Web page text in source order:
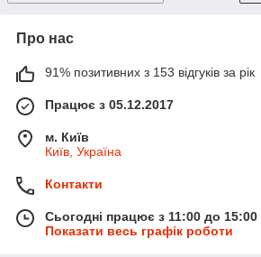
Про нас
91% позитивних з 153 відгуків за рік
Працює з 05.12.2017
м. Київ
Київ, Україна
Контакти
Сьогодні працює з 11:00 до 15:00
Показати весь графік роботи